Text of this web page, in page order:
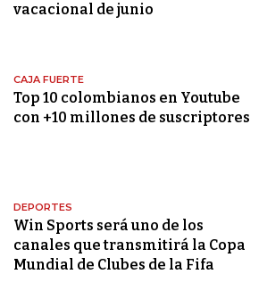
vacacional de junio
CAJA FUERTE
Top 10 colombianos en Youtube
con +10 millones de suscriptores
DEPORTES
Win Sports será uno de los
canales que transmitirá la Copa
Mundial de Clubes de la Fifa